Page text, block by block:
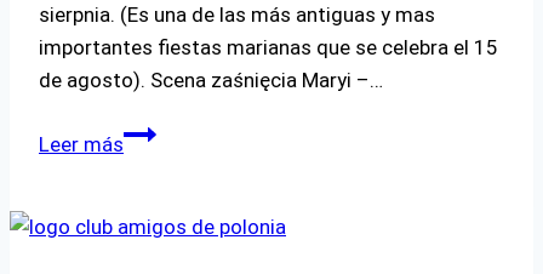
sierpnia. (Es una de las más antiguas y mas
importantes fiestas marianas que se celebra el 15
de agosto). Scena zaśnięcia Maryi –…
Leer másWniebowzięcie
Panny